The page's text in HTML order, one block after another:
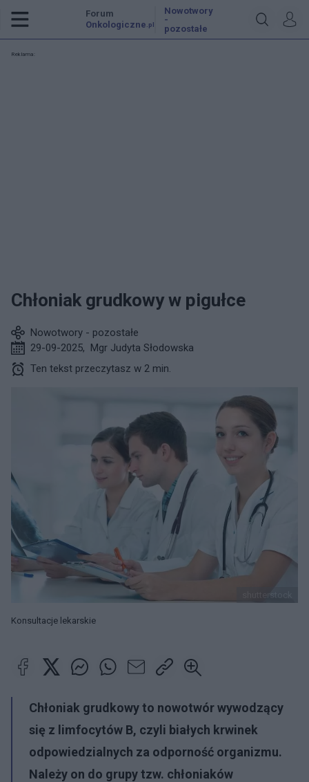
Forum
Onkologiczne .pl
Nowotwory
-
pozostałe
Reklama:
Chłoniak grudkowy w pigułce
Nowotwory - pozostałe
29-09-2025, Mgr Judyta Słodowska
Ten tekst przeczytasz w 2 min.
shutterstock
Konsultacje lekarskie
Chłoniak grudkowy to nowotwór wywodzący
się z limfocytów B, czyli białych krwinek
odpowiedzialnych za odporność organizmu.
Należy on do grupy tzw. chłoniaków